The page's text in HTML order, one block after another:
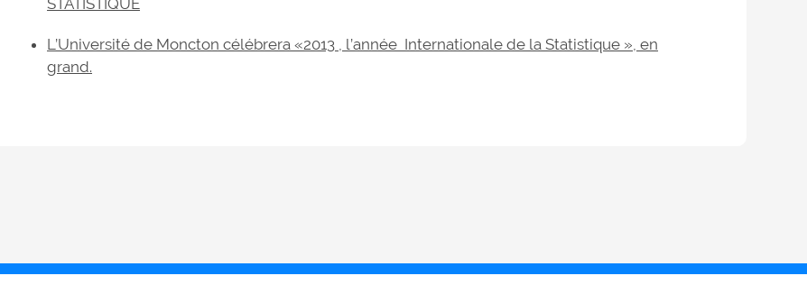
L’Université de Moncton célébrera «2013 , l’année Internationale de la Statistique », en
grand.